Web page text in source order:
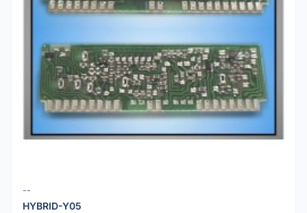
--
HYBRID-Y05